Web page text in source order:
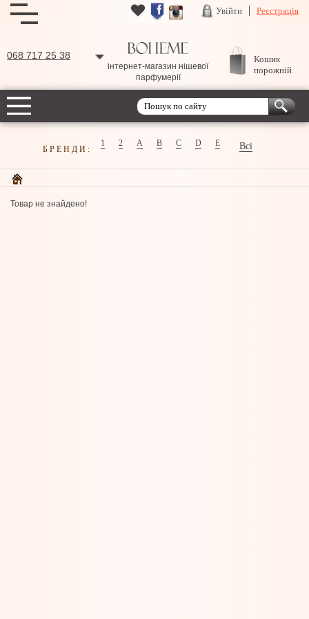
Увійти Реєстрація
068 717 25 38
інтернет-магазин нішевої
парфумерії
Кошик
порожній
БРЕНДИ:
1 2 A B C D E Всі
Товар не знайдено!